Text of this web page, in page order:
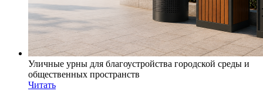
Уличные урны для благоустройства городской среды и
общественных пространств
Читать